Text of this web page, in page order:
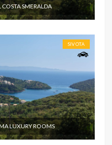
SMERALDA
SIVOTA
LUXURY ROOMS